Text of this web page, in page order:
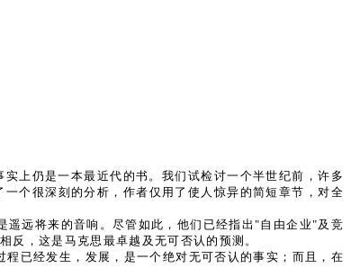
上仍是一本最近代的书。我们试检讨一个半世纪前，许多
个很深刻的分析，作者仅用了使人惊异的简短章节，对全
远将来的音响。尽管如此，他们已经指出"自由企业"及竞
，这是马克思最卓越及无可否认的预测。
已经发生，发展，是一个绝对无可否认的事实；而且，在